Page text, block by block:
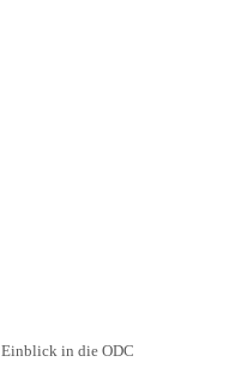
Einblick in die ODC